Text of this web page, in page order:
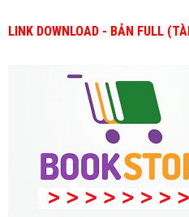
LINK DOWNLOAD - BẢN FULL